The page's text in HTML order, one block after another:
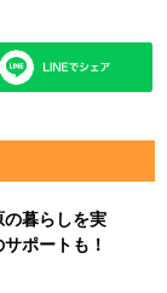
の暮らしを実
ポートも！